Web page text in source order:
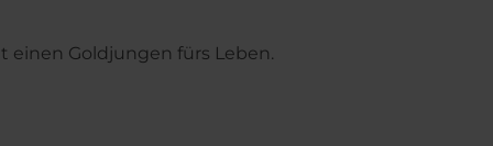
einen Goldjungen fürs Leben.